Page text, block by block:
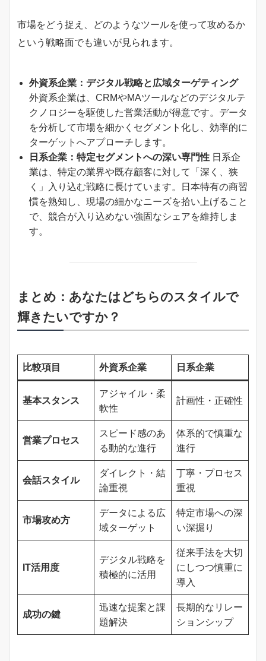
市場をどう捉え、どのようなツールを使って攻めるか
という戦略面でも違いが見られます。
外資系企業：デジタル戦略と広域ターゲティング
外資系企業は、CRMやMAツールなどのデジタルテ
クノロジーを駆使した営業活動が得意です。データ
を分析して市場を細かくセグメント化し、効率的に
ターゲットへアプローチします。
日系企業：特定セグメントへの深い専門性 日系企
業は、特定の業界や既存顧客に対して「深く、狭
く」入り込む戦略に長けています。日本特有の商習
慣を熟知し、現場の細かなニーズを拾い上げること
で、競合が入り込めない強固なシェアを維持しま
す。
まとめ：あなたはどちらのスタイルで
輝きたいですか？
比較項目 外資系企業 日系企業
基本スタンス
アジャイル・柔
軟性
計画性・正確性
営業プロセス
スピード感のあ
る動的な進行
体系的で慎重な
進行
会話スタイル
ダイレクト・結
論重視
丁寧・プロセス
重視
市場攻め方
データによる広
域ターゲット
特定市場への深
い深掘り
IT活用度
デジタル戦略を
積極的に活用
従来手法を大切
にしつつ慎重に
導入
成功の鍵
迅速な提案と課
題解決
長期的なリレー
ションシップ